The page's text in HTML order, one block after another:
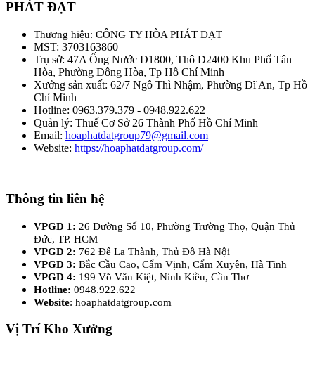
PHÁT ĐẠT
Thương hiệu: CÔNG TY HÒA PHÁT ĐẠT
MST: 3703163860
Trụ sở: 47A Ống Nước D1800, Thô D2400 Khu Phố Tân
Hòa, Phường Đông Hòa, Tp Hồ Chí Minh
Xưởng sản xuất: 62/7 Ngô Thì Nhậm, Phường Dĩ An, Tp Hồ
Chí Minh
Hotline: 0963.379.379 - 0948.922.622
Quản lý: Thuế Cơ Sở 26 Thành Phố Hồ Chí Minh
Email: hoaphatdatgroup79@gmail.com
Website: https://hoaphatdatgroup.com/
Thông tin liên hệ
VPGD 1: 26 Đường Số 10, Phường Trường Thọ, Quận Thủ
Đức, TP. HCM
VPGD 2: 762 Đê La Thành, Thủ Đô Hà Nội
VPGD 3: Bắc Cầu Cao, Cẩm Vịnh, Cẩm Xuyên, Hà Tĩnh
VPGD 4: 199 Võ Văn Kiệt, Ninh Kiều, Cần Thơ
Hotline: 0948.922.622
Website: hoaphatdatgroup.com
Vị Trí Kho Xưởng